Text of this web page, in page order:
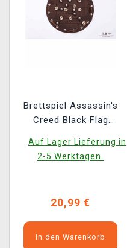
Brettspiel Assassin's
Creed Black Flag
Morris
Auf Lager Lieferung in
2-5 Werktagen.
20,99 €
In den Warenkorb